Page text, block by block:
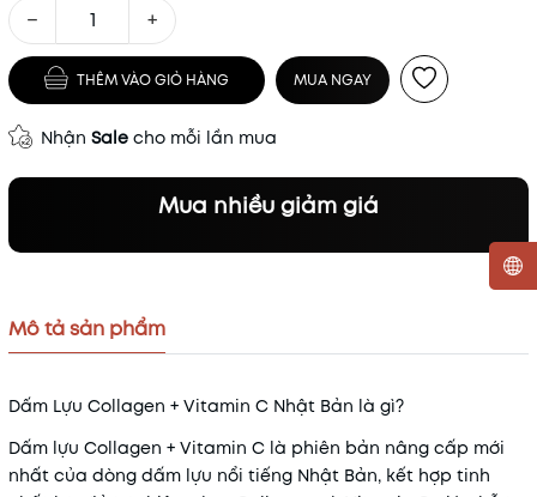
− +
THÊM VÀO GIỎ HÀNG MUA NGAY
Nhận Sale cho mỗi lần mua
Mua nhiều giảm giá
Mã khuyến mãi:
Mô tả sản phẩm
Dấm Lựu Collagen + Vitamin C Nhật Bản là gì?
Dấm lựu Collagen + Vitamin C là phiên bản nâng cấp mới
nhất của dòng dấm lựu nổi tiếng Nhật Bản, kết hợp tinh